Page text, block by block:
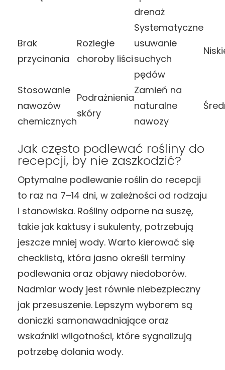
drenaż
Brak
przycinania
Rozległe
choroby liści
Systematyczne
usuwanie
suchych
pędów
Stosowanie
nawozów
chemicznych
Podrażnienia
skóry
Zamień na
naturalne
nawozy
Jak często podlewać rośliny do
recepcji, by nie zaszkodzić?
Optymalne podlewanie roślin do recepcji
to raz na 7–14 dni, w zależności od rodzaju
i stanowiska. Rośliny odporne na suszę,
takie jak kaktusy i sukulenty, potrzebują
jeszcze mniej wody. Warto kierować się
checklistą, która jasno określi terminy
podlewania oraz objawy niedoborów.
Nadmiar wody jest równie niebezpieczny
jak przesuszenie. Lepszym wyborem są
doniczki samonawadniające oraz
wskaźniki wilgotności, które sygnalizują
potrzebę dolania wody.